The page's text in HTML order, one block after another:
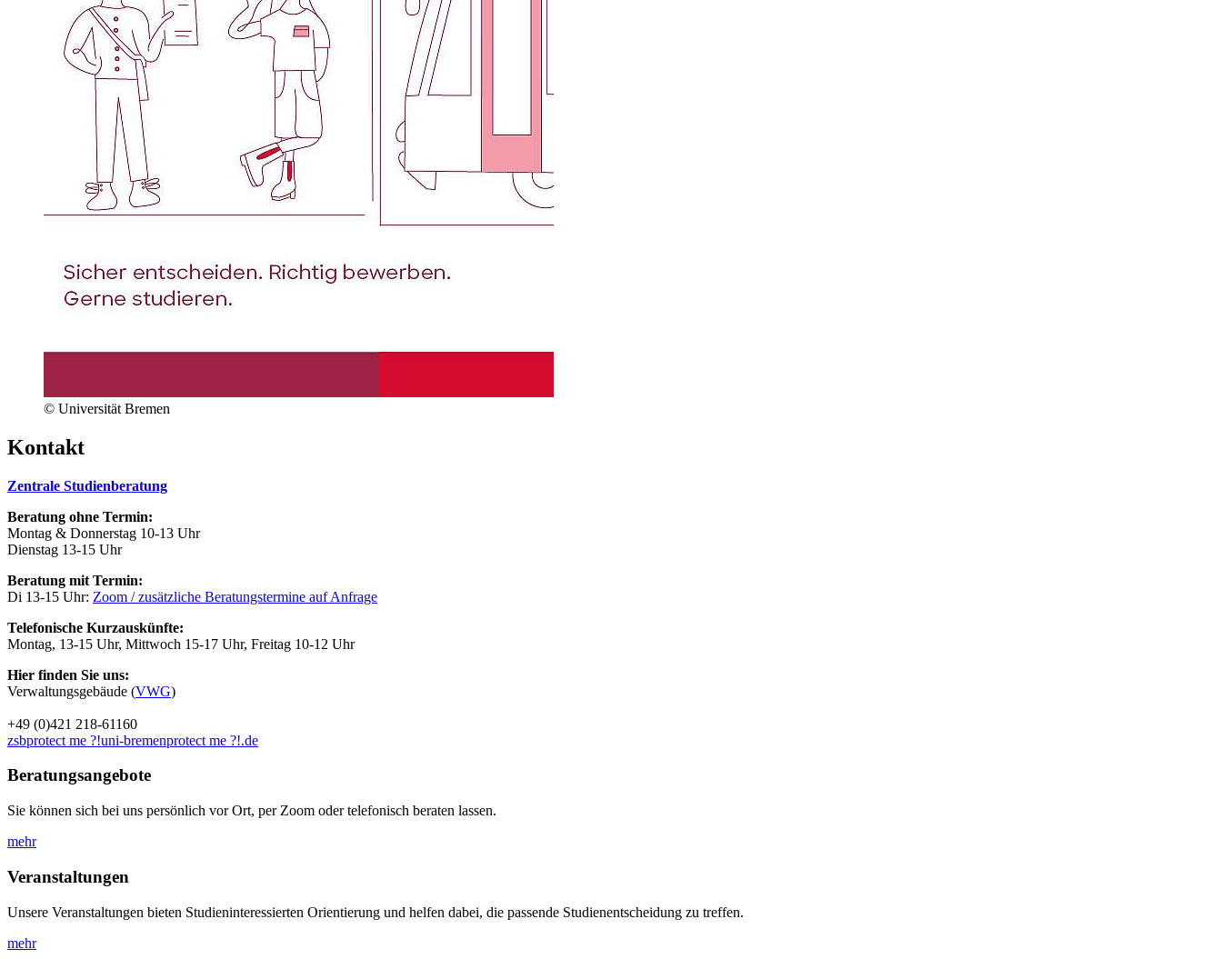
© Universität Bremen
Kontakt
Zentrale Studienberatung
Beratung ohne Termin:
Montag & Donnerstag 10-13 Uhr
Dienstag 13-15 Uhr
Beratung mit Termin:
Di 13-15 Uhr: Zoom / zusätzliche Beratungstermine auf Anfrage
Telefonische Kurzauskünfte:
Montag, 13-15 Uhr, Mittwoch 15-17 Uhr, Freitag 10-12 Uhr
Hier finden Sie uns:
Verwaltungsgebäude (VWG)
+49 (0)421 218-61160
zsbprotect me ?!uni-bremenprotect me ?!.de
Beratungsangebote
Sie können sich bei uns persönlich vor Ort, per Zoom oder telefonisch beraten lassen.
mehr
Veranstaltungen
Unsere Veranstaltungen bieten Studieninteressierten Orientierung und helfen dabei, die passende Studienentscheidung zu treffen.
mehr